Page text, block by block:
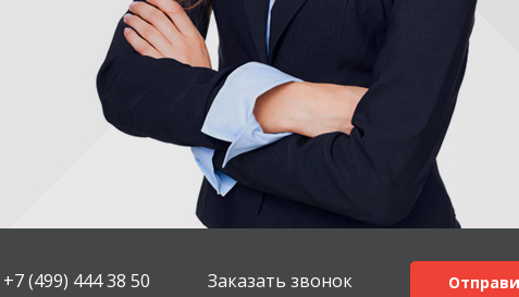
+7 (499) 444 38 50 Заказать звонок